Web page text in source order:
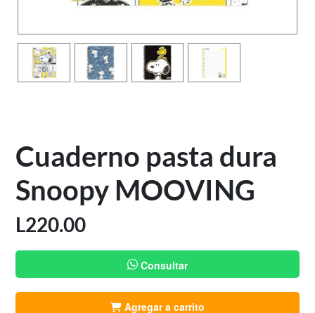
Cuaderno pasta dura
Snoopy MOOVING
L220.00
Consultar
Agregar a carrito